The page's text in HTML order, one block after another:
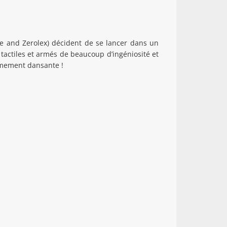
and Zerolex) décident de se lancer dans un
et armés de beaucoup d’ingéniosité et
dansante !